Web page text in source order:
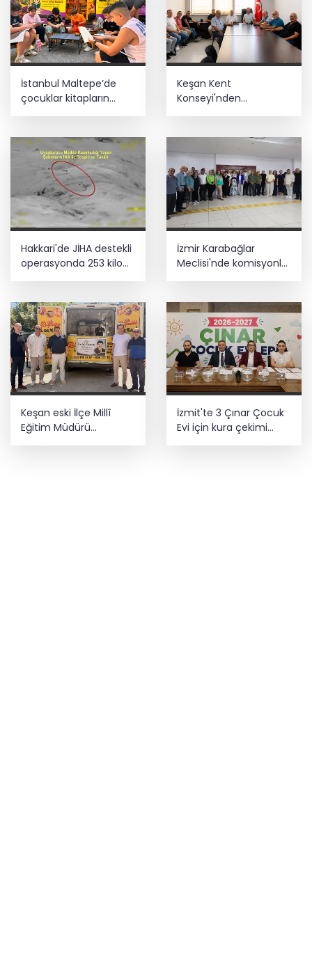
İstanbul Maltepe’de
çocuklar kitapların
renkli dünyasında
Keşan Kent
Konseyi'nden
muhtarlara nezaket
Hakkari'de JİHA destekli
operasyonda 253 kilo
İzmir Karabağlar
Meclisi'nde komisyonlar
Keşan eski İlçe Millî
Eğitim Müdürü
İzmit'te 3 Çınar Çocuk
Evi için kura çekimi